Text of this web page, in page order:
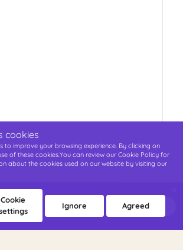
cookies
to improve your browsing experience. By clicking on
of these cookies.You can review our Cookie Policy for
about the cookies used on our website by visiting our
Cookie
Ignore Agreed
40% de desconto!
Baixar